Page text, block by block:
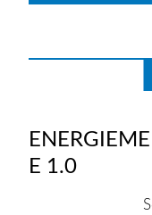
E 1.0